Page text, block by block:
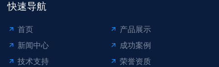
快速导航
首页
产品展示
新闻中心
成功案例
技术支持
荣誉资质